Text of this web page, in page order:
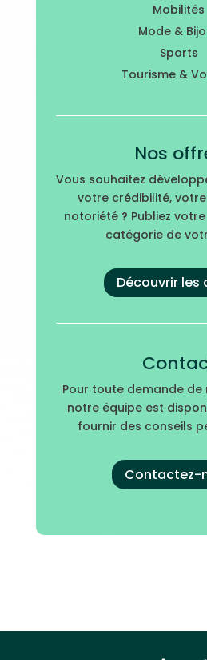
Mobilités
Mode &
Sports
Tourisme &
Nos
Vous souhaitez
votre crédibilité, votre
notoriété ? Publiez
catégorie de
Découvrir les
Pour toute demande de
notre équipe est
fournir des conseils
Contactez-